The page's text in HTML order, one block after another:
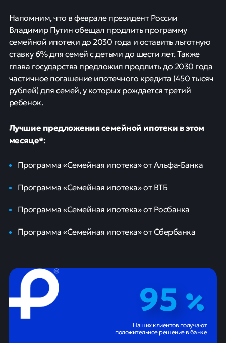
Напомним, что в феврале президент России
Владимир Путин обещал продлить программу
семейной ипотеки до 2030 года и оставить льготную
ставку 6% для семей с детьми до шести лет. Также
глава государства предложил продлить до 2030 года
частичное погашение ипотечного кредита (450 тысяч
рублей) для семей, у которых рождается третий
ребенок.
Лучшие предложения семейной ипотеки в этом
месяце*:
Программа «Семейная ипотека» от Альфа-Банка
Программа «Семейная ипотека» от ВТБ
Программа «Семейная ипотека» от Росбанка
Программа «Семейная ипотека» от Сбербанка
95
Наших клиентов получают
положительное решение в банке